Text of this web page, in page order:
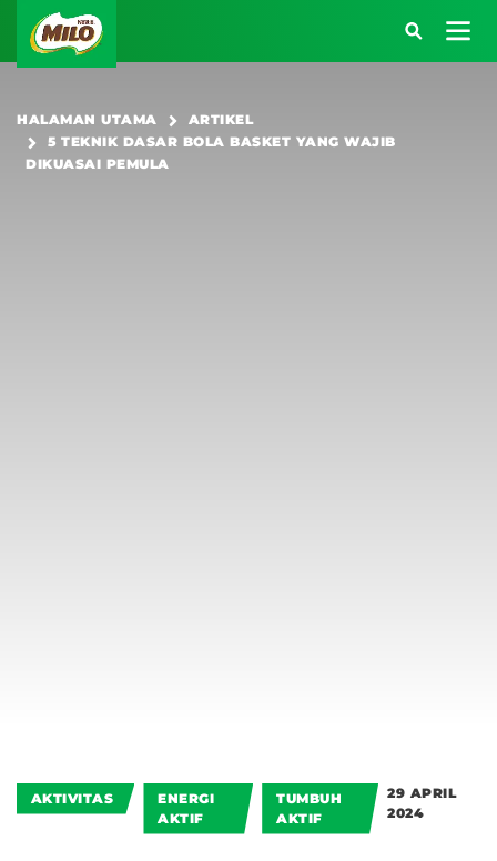
Main navigation
Atau kunjungi halaman berikut:
HALAMAN UTAMA
ARTIKEL
5 TEKNIK DASAR BOLA BASKET YANG WAJIB
DIKUASAI PEMULA
AKTIVITAS
ENERGI
AKTIF
TUMBUH
AKTIF
29 APRIL
2024